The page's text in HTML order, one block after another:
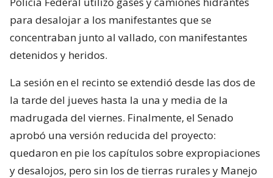
para desalojar a los manifestantes que se
concentraban junto al vallado, con manifestantes
detenidos y heridos.
La sesión en el recinto se extendió desde las dos de
la tarde del jueves hasta la una y media de la
madrugada del viernes. Finalmente, el Senado
aprobó una versión reducida del proyecto:
quedaron en pie los capítulos sobre expropiaciones
y desalojos, pero sin los de tierras rurales y Manejo